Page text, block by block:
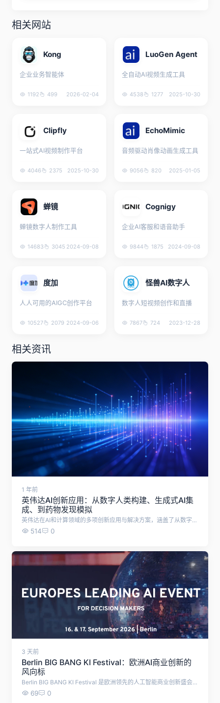
相关网站
Kong
企业业务智能体
1192 499 2026-02-04
LuoGen Agent
全自动AI视频生成工具
4538 1277 2025-10-30
Clipfly
一站式AI视频制作平台
4046 2375 2025-10-30
EchoMimic
音频驱动肖像动画生成工具
9056 820 2025-01-05
蝉镜
蝉镜数字人制作工具
14683 3045 2024-09-08
Cognigy
企业AI客服和语音助手
9844 1875 2024-09-08
度加
人人可用的AIGC创作平台
10527 2079 2024-09-06
怪兽AI数字人
数字人短视频创作和直播
7867 724 2023-12-28
相关资讯
1 年前
英伟达AI创新应用：从数字人类构建、生成式AI集
成、到药物发现模拟
英伟达在AI和计算领域的多项创新应用与解决方案，涵盖了从数字人类构建、生成式AI集成、到药物发现模拟等多个方面。
514 0
3 天前
Berlin BIG BANG KI Festival：欧洲AI商业创新的
风向标
Berlin BIG BANG KI Festival 是欧洲领先的人工智能商业创新盛会，汇聚全球 AI 企业、创业者、投资机构和行业领袖，共同探索人工智能的未来应用与商业价值。
69 0